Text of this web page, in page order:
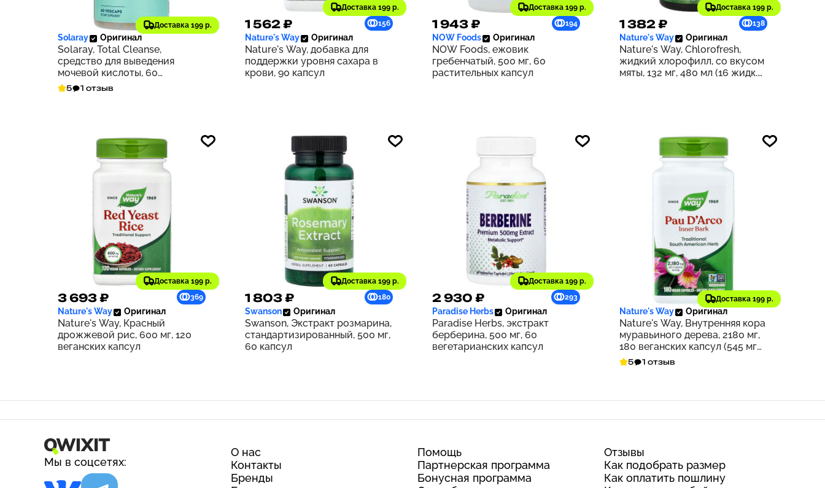
Доставка 199 р.
3 404 ₽ 340
Solaray Оригинал
Solaray, Total Cleanse,
средство для выведения
мочевой кислоты, 60
растительных капсул
5 1 отзыв
Доставка 199 р.
1 562 ₽ 156
Nature's Way Оригинал
Nature's Way, добавка для
поддержки уровня сахара в
крови, 90 капсул
Доставка 199 р.
1 943 ₽ 194
NOW Foods Оригинал
NOW Foods, ежовик
гребенчатый, 500 мг, 60
растительных капсул
Доставка 199 р.
1 382 ₽ 138
Nature's Way Оригинал
Nature's Way, Chlorofresh,
жидкий хлорофилл, со вкусом
мяты, 132 мг, 480 мл (16 жидк.
Доставка 199 р.
3 693 ₽ 369
Nature's Way Оригинал
Nature's Way, Красный
дрожжевой рис, 600 мг, 120
веганских капсул
Доставка 199 р.
1 803 ₽ 180
Swanson Оригинал
Swanson, Экстракт розмарина,
стандартизированный, 500 мг,
60 капсул
Доставка 199 р.
2 930 ₽ 293
Paradise Herbs Оригинал
Paradise Herbs, экстракт
берберина, 500 мг, 60
вегетарианских капсул
Доставка 199 р.
1 663 ₽ 166
Nature's Way Оригинал
Nature's Way, Внутренняя кора
муравьиного дерева, 2180 мг,
180 веганских капсул (545 мг
на капсулу)
5 1 отзыв
Мы в соцсетях:
О нас
Контакты
Бренды
Помощь
Партнерская программа
Бонусная программа
Отзывы
Как подобрать размер
Как оплатить пошлину